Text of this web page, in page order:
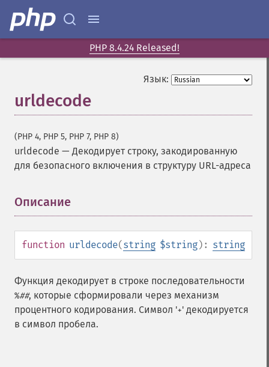
PHP 8.4.24 Released!
Язык:
urldecode
(PHP 4, PHP 5, PHP 7, PHP 8)
urldecode —Декодирует строку, закодированную
для безопасного включения в структуру URL-адреса
Описание
function urldecode(string $string): string
Функция декодирует в строке последовательности
%##, которые сформировали через механизм
процентного кодирования. Символ '+' декодируется
в символ пробела.